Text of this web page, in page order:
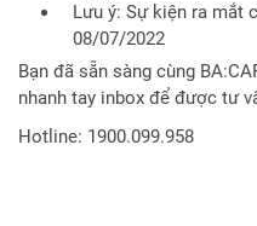
Lưu ý: Sự kiện ra mắt
08/07/2022
Bạn đã sẵn sàng cùng
nhanh tay inbox để được tư
Hotline: 1900.099.958